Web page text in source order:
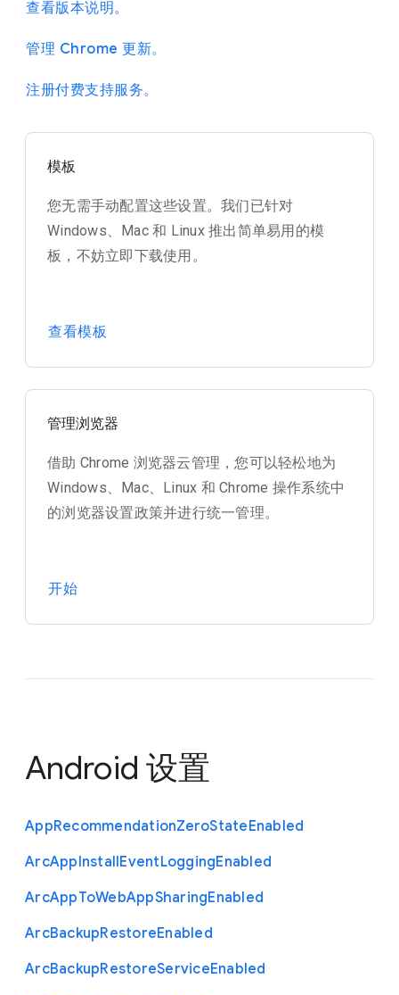
查看版本说明。
管理 Chrome 更新。
注册付费支持服务。
模板
您无需手动配置这些设置。我们已针对
Windows、Mac 和 Linux 推出简单易用的模
板，不妨立即下载使用。
查看模板
管理浏览器
借助 Chrome 浏览器云管理，您可以轻松地为
Windows、Mac、Linux 和 Chrome 操作系统中
的浏览器设置政策并进行统一管理。
开始
Android 设置
AppRecommendationZeroStateEnabled
ArcAppInstallEventLoggingEnabled
ArcAppToWebAppSharingEnabled
ArcBackupRestoreEnabled
ArcBackupRestoreServiceEnabled